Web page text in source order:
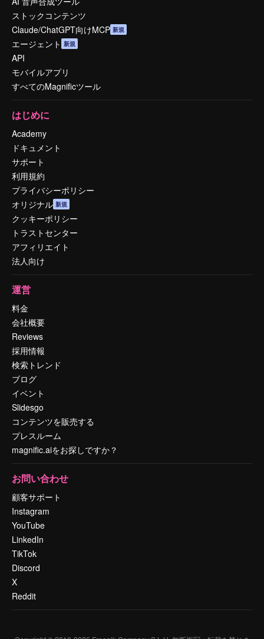
ストックコンテンツ
Claude/ChatGPT向けMCP 新規
エージェント 新規
API
モバイルアプリ
すべてのMagnificツール
はじめに
Academy
ドキュメント
サポート
利用規約
プライバシーポリシー
オリジナル 新規
クッキーポリシー
トラストセンター
アフィリエイト
法人向け
運営
料金
会社概要
Reviews
採用情報
検索トレンド
ブログ
イベント
Slidesgo
コンテンツを販売する
プレスルーム
magnific.aiをお探しですか？
お問い合わせ
顧客サポート
Instagram
YouTube
LinkedIn
TikTok
Discord
X
Reddit